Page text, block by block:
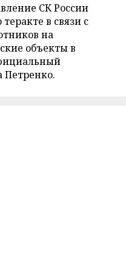
СК России
в связи с
на
объекты в
Петренко.